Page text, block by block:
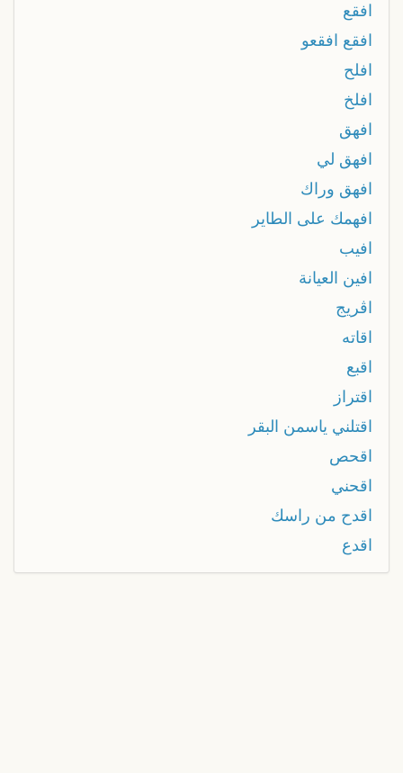
افقع
افقع افقعو
افلح
افلخ
افهق
افهق لي
افهق وراك
افهمك على الطاير
افيب
افين العيانة
اڤريج
اقاته
اقبع
اقتراز
اقتلني ياسمن البقر
اقحص
اقحني
اقدح من راسك
اقدع